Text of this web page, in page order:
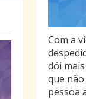
Com a
dói
que
pessoa